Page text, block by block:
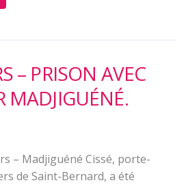
– PRISON AVEC
MADJIGUÉNÉ.
– Madjiguéné Cissé, porte-
de Saint-Bernard, a été